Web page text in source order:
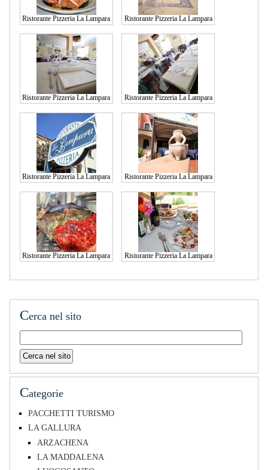
Ristorante Pizzeria La Lampara Ristorante Pizzeria La Lampara
Ristorante Pizzeria La Lampara Ristorante Pizzeria La Lampara
Ristorante Pizzeria La Lampara Ristorante Pizzeria La Lampara
Ristorante Pizzeria La Lampara Ristorante Pizzeria La Lampara
Cerca nel sito
Categorie
PACCHETTI TURISMO
LA GALLURA
ARZACHENA
LA MADDALENA